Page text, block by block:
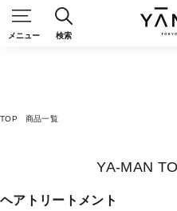
メニュー 検索
TOP 商品一覧
YA-MAN
ヘアトリートメント